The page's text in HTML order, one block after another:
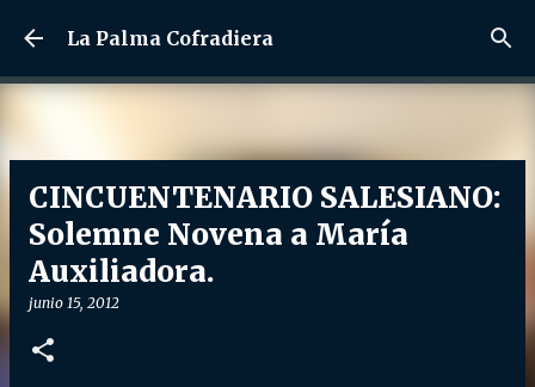
Ir al contenido principal
La Palma Cofradiera
CINCUENTENARIO SALESIANO:
Solemne Novena a María
Auxiliadora.
junio 15, 2012